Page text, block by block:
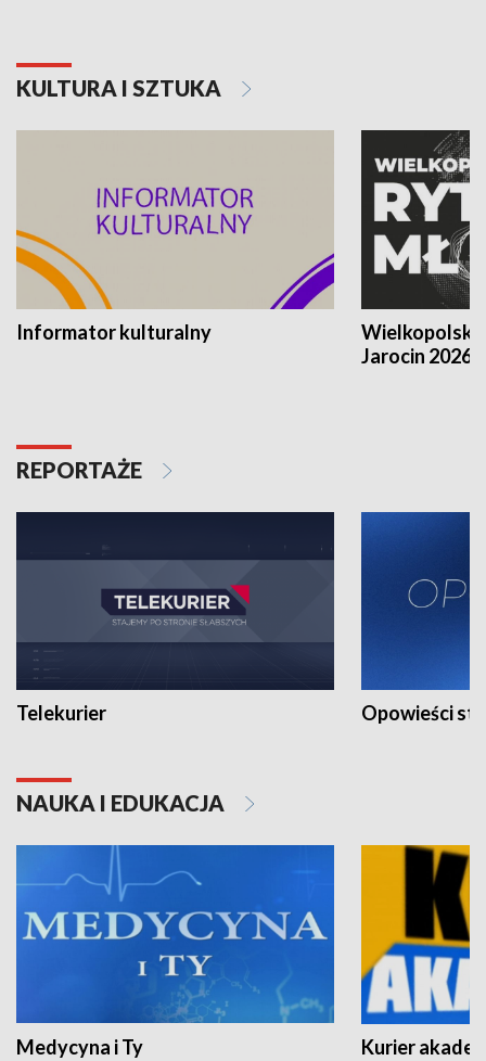
KULTURA I SZTUKA
Informator kulturalny
Jarocin 2026
REPORTAŻE
Telekurier Opowieści
NAUKA I EDUKACJA
Medycyna i Ty Kurier